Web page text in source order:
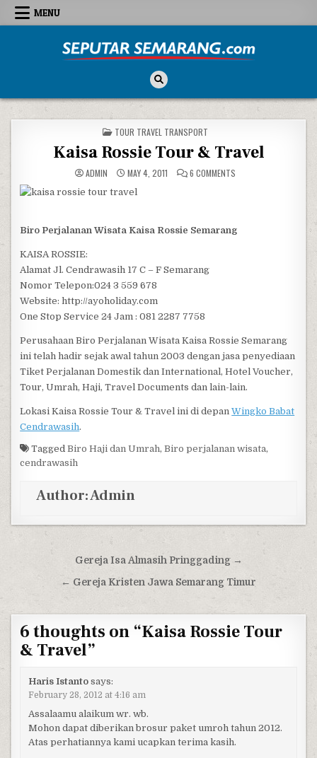
Skip to content
MENU
POSTED IN
TOUR TRAVEL TRANSPORT
Kaisa Rossie Tour & Travel
ADMIN MAY 4, 2011 6 COMMENTSON KAISA ROSSIE
Biro Perjalanan Wisata Kaisa Rossie Semarang
KAISA ROSSIE:
Alamat Jl. Cendrawasih 17 C – F Semarang
Nomor Telepon:024 3 559 678
Website: http://ayoholiday.com
One Stop Service 24 Jam : 081 2287 7758
Perusahaan Biro Perjalanan Wisata Kaisa Rossie Semarang
ini telah hadir sejak awal tahun 2003 dengan jasa penyediaan
Tiket Perjalanan Domestik dan International, Hotel Voucher,
Tour, Umrah, Haji, Travel Documents dan lain-lain.
Lokasi Kaisa Rossie Tour & Travel ini di depanWingko Babat
Cendrawasih.
TaggedBiro Haji dan Umrah,Biro perjalanan wisata,
cendrawasih
Author:Admin
Post navigation
Gereja Isa Almasih Pringgading →
← Gereja Kristen Jawa Semarang Timur
6 thoughts on “Kaisa Rossie Tour
& Travel”
Haris Istanto says:
February 28, 2012 at 4:16 am
Assalaamu alaikum wr. wb.
Mohon dapat diberikan brosur paket umroh tahun 2012.
Atas perhatiannya kami ucapkan terima kasih.